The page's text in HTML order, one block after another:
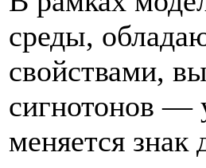
среды,
свойствами,
сигнотонов —
меняется